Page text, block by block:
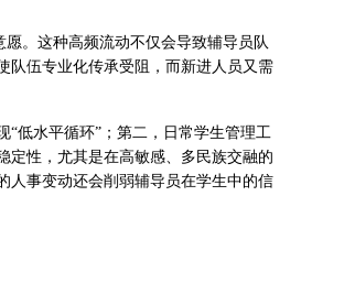
。这种高频流动不仅会导致辅导员队
队伍专业化传承受阻，而新进人员又需
低水平循环”；第二，日常学生管理工
定性，尤其是在高敏感、多民族交融的
人事变动还会削弱辅导员在学生中的信